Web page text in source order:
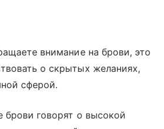
внимание на брови, это
о скрытых желаниях,
сферой.
брови говорят о высокой